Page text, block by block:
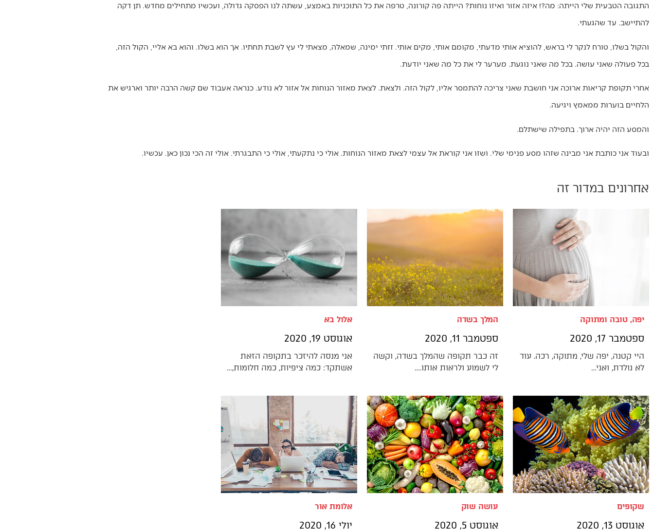
התגובה הטבעית שלי הייתה: מה?! איזה אזור ואיזו נוחות? הייתה פה קורונה, טרפה את כל התוכניות באמצע, עשתה לנו הפסקה גדולה, ועכשיו מתחילים מחדש. תן דקה
להתיישב. עד שהגעתי.
והקול בשלו, טורח לנקר לי בראש, להוציא אותי מדעתי, מקומם אותי, מקים אותי. זזתי ימינה, שמאלה, מצאתי לי עץ לשבת תחתיו. אך הוא בשלו. והוא בא אליי, הקול הזה,
בכל פעולה שאני עושה. בכל מה שאני נוגעת. מערער לי את כל מה שאני יודעת.
אחרי תקופת קריאות ארוכה אני חושבת שאני צריכה להתמסר אליו, לקול הזה. ולצאת. לצאת מאזור הנוחות אל אזור לא נודע. כנראה אעבוד שם קשה הרבה יותר וארגיש את
הלחיים בוערות ממאמץ ויגיעה.
והמסע הזה יהיה ארוך. בתפילה שישתלם.
ובעוד אני כותבת אני מבינה שזהו מסע פנימי שלי. ושזו אני קוראת אל עצמי לצאת מאזור הנוחות. אולי כי נתקעתי, אולי כי התבגרתי. אולי זה הכי נכון כאן. עכשיו.
אחרונים במדור זה
יפה, טובה ומתוקה
ספטמבר 17, 2020
היי קטנה, יפה שלי, מתוקה, רכה. עוד
לא נולדת, ואני…
המלך בשדה
ספטמבר 11, 2020
זה כבר תקופה שהמלך בשדה, וקשה
לי לשמוע ולראות אותו.…
אלול בא
אוגוסט 19, 2020
אני מנסה להיזכר בתקופה הזאת
אשתקד: כמה ציפיות, כמה חלומות,…
שקופים
אוגוסט 13, 2020
עושה שוק
אוגוסט 5, 2020
אלומת אור
יולי 16, 2020